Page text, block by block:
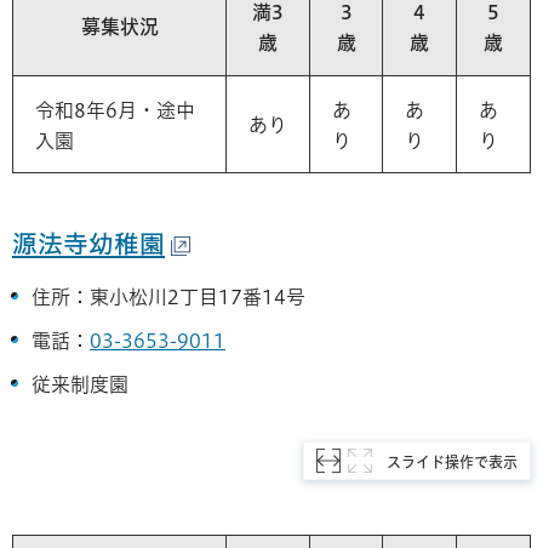
募集状況
満3
歳
3
歳
4
歳
5
歳
令和8年6月・途中
入園
あり
あ
り
あ
り
あ
り
源法寺幼稚園
住所：東小松川2丁目17番14号
電話： 03-3653-9011
従来制度園
スライド操作で表示